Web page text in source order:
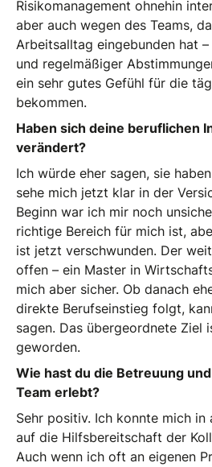
Risikomanagement ohnehin
aber auch wegen des Teams,
Arbeitsalltag eingebunden hat
und regelmäßiger
ein sehr gutes Gefühl für die
bekommen.
Haben sich deine beruflichen
verändert?
Ich würde eher sagen, sie
sehe mich jetzt klar in der
Beginn war ich mir noch
richtige Bereich für mich ist,
ist jetzt verschwunden. Der
offen – ein Master in
mich aber sicher. Ob danach
direkte Berufseinstieg folgt,
sagen. Das übergeordnete Ziel
geworden.
Wie hast du die Betreuung
Team erlebt?
Sehr positiv. Ich konnte mich in
auf die Hilfsbereitschaft der
Auch wenn ich oft an eigenen